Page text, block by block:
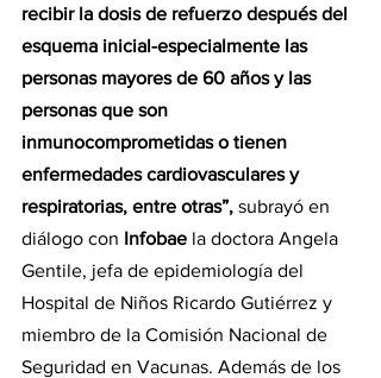
recibir la dosis de refuerzo después del
esquema inicial-especialmente las
personas mayores de 60 años y las
personas que son
inmunocomprometidas o tienen
enfermedades cardiovasculares y
respiratorias, entre otras”, subrayó en
diálogo con Infobae la doctora Angela
Gentile, jefa de epidemiología del
Hospital de Niños Ricardo Gutiérrez y
miembro de la Comisión Nacional de
Seguridad en Vacunas. Además de los